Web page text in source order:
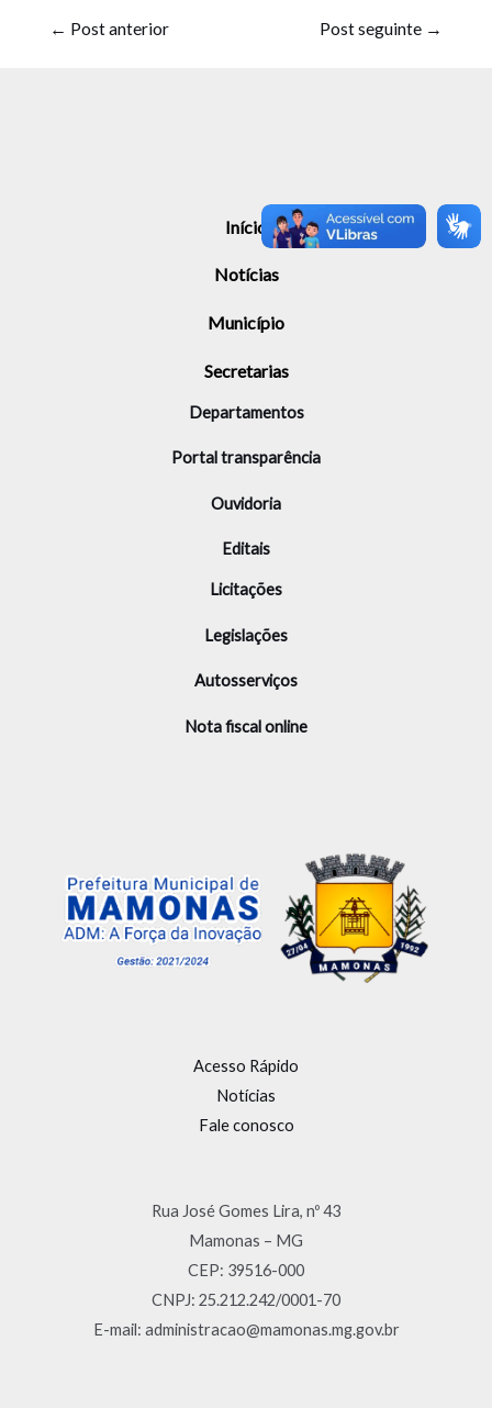
← Post anterior Post seguinte →
Início
Notícias
Município
Secretarias
Departamentos
Portal transparência
Ouvidoria
Editais
Licitações
Legislações
Autosserviços
Nota fiscal online
Acesso Rápido
Notícias
Fale conosco
Rua José Gomes Lira, nº 43
Mamonas – MG
CEP: 39516-000
CNPJ: 25.212.242/0001-70
E-mail: administracao@mamonas.mg.gov.br